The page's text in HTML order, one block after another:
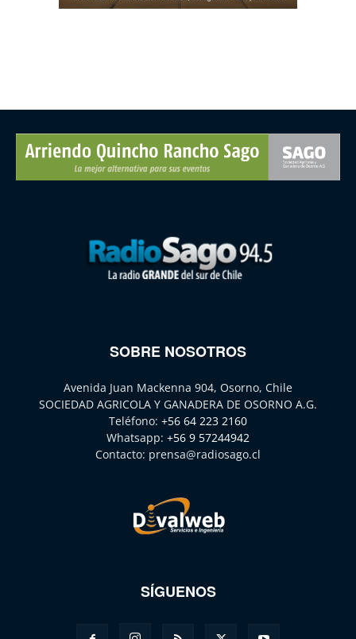
SOBRE NOSOTROS
Avenida Juan Mackenna 904, Osorno, Chile
SOCIEDAD AGRICOLA Y GANADERA DE OSORNO A.G.
Teléfono: +56 64 223 2160
Whatsapp: +56 9 57244942
Contacto: prensa@radiosago.cl
SÍGUENOS